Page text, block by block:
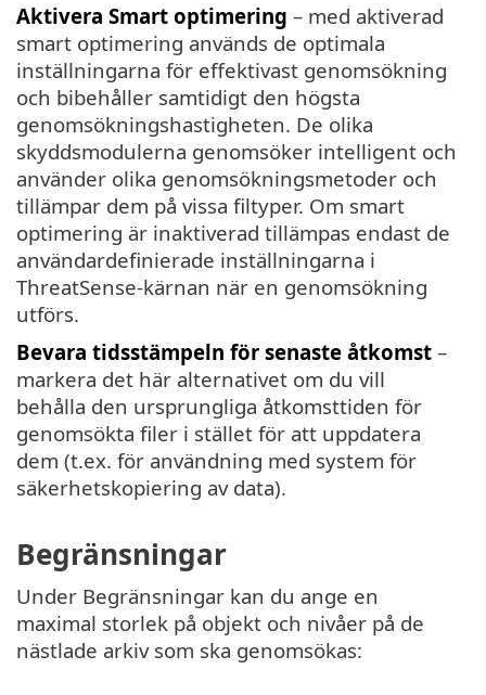
Aktivera Smart optimering – med aktiverad
smart optimering används de optimala
inställningarna för effektivast genomsökning
och bibehåller samtidigt den högsta
genomsökningshastigheten. De olika
skyddsmodulerna genomsöker intelligent och
använder olika genomsökningsmetoder och
tillämpar dem på vissa filtyper. Om smart
optimering är inaktiverad tillämpas endast de
användardefinierade inställningarna i
ThreatSense-kärnan när en genomsökning
utförs.
Bevara tidsstämpeln för senaste åtkomst –
markera det här alternativet om du vill
behålla den ursprungliga åtkomsttiden för
genomsökta filer i stället för att uppdatera
dem (t.ex. för användning med system för
säkerhetskopiering av data).
Begränsningar
Under Begränsningar kan du ange en
maximal storlek på objekt och nivåer på de
nästlade arkiv som ska genomsökas: